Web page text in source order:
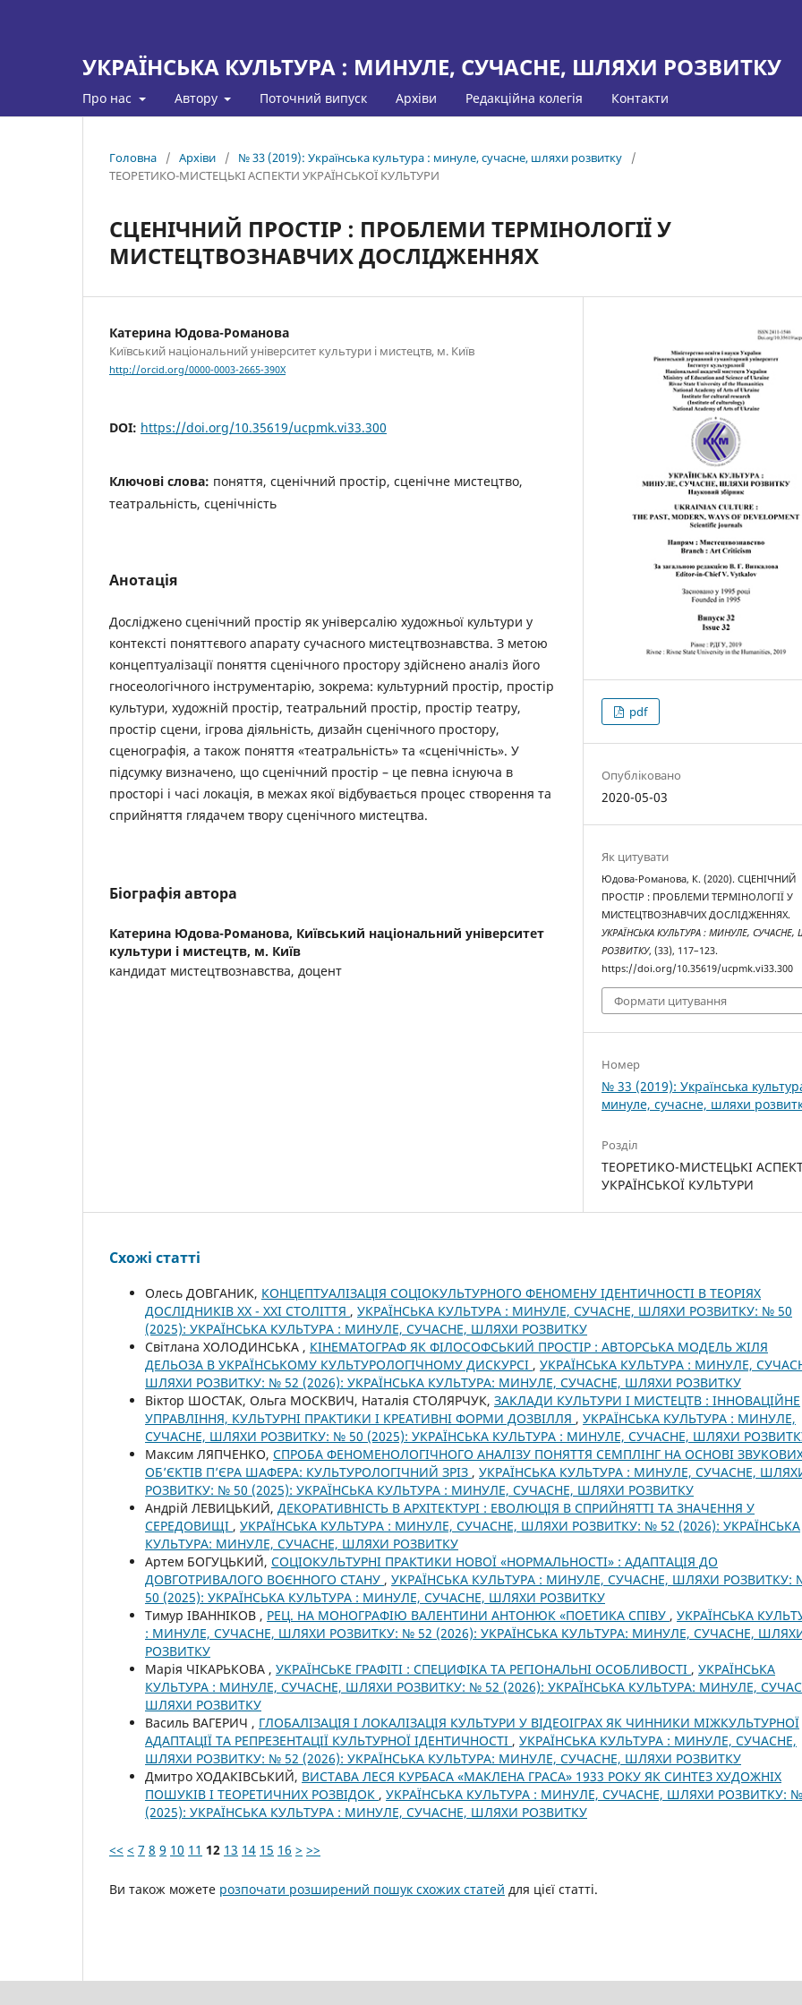
УКРАЇНСЬКА КУЛЬТУРА : МИНУЛЕ, СУЧАСНЕ, ШЛЯХИ РОЗВИТКУ
Про нас Автору Поточний випуск Архіви Редакційна колегія Контакти
Головна / Архіви / № 33 (2019): Українська культура : минуле, сучасне, шляхи розвитку
/
ТЕОРЕТИКО-МИСТЕЦЬКІ АСПЕКТИ УКРАЇНСЬКОЇ КУЛЬТУРИ
СЦЕНІЧНИЙ ПРОСТІР : ПРОБЛЕМИ ТЕРМІНОЛОГІЇ У
МИСТЕЦТВОЗНАВЧИХ ДОСЛІДЖЕННЯХ
Катерина Юдова-Романова
Київський національний університет культури і мистецтв, м. Київ
http://orcid.org/0000-0003-2665-390X
DOI: https://doi.org/10.35619/ucpmk.vi33.300
Ключові слова: поняття, сценічний простір, сценічне мистецтво,
театральність, сценічність
Анотація
Досліджено сценічний простір як універсалію художньої культури у
контексті поняттєвого апарату сучасного мистецтвознавства. З метою
концептуалізації поняття сценічного простору здійснено аналіз його
гносеологічного інструментарію, зокрема: культурний простір, простір
культури, художній простір, театральний простір, простір театру,
простір сцени, ігрова діяльність, дизайн сценічного простору,
сценографія, а також поняття «театральність» та «сценічність». У
підсумку визначено, що сценічний простір – це певна існуюча в
просторі і часі локація, в межах якої відбувається процес створення та
сприйняття глядачем твору сценічного мистецтва.
Біографія автора
Катерина Юдова-Романова, Київський національний університет
культури і мистецтв, м. Київ
кандидат мистецтвознавства, доцент
pdf
Опубліковано
2020-05-03
Як цитувати
Юдова-Романова, К. (2020). СЦЕНІЧНИЙ
ПРОСТІР : ПРОБЛЕМИ ТЕРМІНОЛОГІЇ У
МИСТЕЦТВОЗНАВЧИХ ДОСЛІДЖЕННЯХ.
УКРАЇНСЬКА КУЛЬТУРА : МИНУЛЕ,
РОЗВИТКУ, (33), 117–123.
https://doi.org/10.35619/ucpmk.vi33.300
Формати цитування
Номер
№ 33 (2019): Українська
минуле, сучасне, шляхи
Розділ
ТЕОРЕТИКО-МИСТЕЦЬКІ
УКРАЇНСЬКОЇ КУЛЬТУРИ
Схожі статті
Олесь ДОВГАНИК, КОНЦЕПТУАЛІЗАЦІЯ СОЦІОКУЛЬТУРНОГО ФЕНОМЕНУ ІДЕНТИЧНОСТІ В ТЕОРІЯХ
ДОСЛІДНИКІВ XX - XXI СТОЛІТТЯ , УКРАЇНСЬКА КУЛЬТУРА : МИНУЛЕ, СУЧАСНЕ, ШЛЯХИ РОЗВИТКУ: № 50
(2025): УКРАЇНСЬКА КУЛЬТУРА : МИНУЛЕ, СУЧАСНЕ, ШЛЯХИ РОЗВИТКУ
Світлана ХОЛОДИНСЬКА , КІНЕМАТОГРАФ ЯК ФІЛОСОФСЬКИЙ ПРОСТІР : АВТОРСЬКА МОДЕЛЬ ЖІЛЯ
ДЕЛЬОЗА В УКРАЇНСЬКОМУ КУЛЬТУРОЛОГІЧНОМУ ДИСКУРСІ , УКРАЇНСЬКА КУЛЬТУРА : МИНУЛЕ,
ШЛЯХИ РОЗВИТКУ: № 52 (2026): УКРАЇНСЬКА КУЛЬТУРА: МИНУЛЕ, СУЧАСНЕ, ШЛЯХИ РОЗВИТКУ
Віктор ШОСТАК, Ольга МОСКВИЧ, Наталія СТОЛЯРЧУК, ЗАКЛАДИ КУЛЬТУРИ І МИСТЕЦТВ : ІННОВАЦІЙНЕ
УПРАВЛІННЯ, КУЛЬТУРНІ ПРАКТИКИ І КРЕАТИВНІ ФОРМИ ДОЗВІЛЛЯ , УКРАЇНСЬКА КУЛЬТУРА : МИНУЛЕ,
СУЧАСНЕ, ШЛЯХИ РОЗВИТКУ: № 50 (2025): УКРАЇНСЬКА КУЛЬТУРА : МИНУЛЕ, СУЧАСНЕ, ШЛЯХИ
Максим ЛЯПЧЕНКО, СПРОБА ФЕНОМЕНОЛОГІЧНОГО АНАЛІЗУ ПОНЯТТЯ СЕМПЛІНГ НА ОСНОВІ
ОБ’ЄКТІВ П’ЄРА ШАФЕРА: КУЛЬТУРОЛОГІЧНИЙ ЗРІЗ , УКРАЇНСЬКА КУЛЬТУРА : МИНУЛЕ, СУЧАСНЕ,
РОЗВИТКУ: № 50 (2025): УКРАЇНСЬКА КУЛЬТУРА : МИНУЛЕ, СУЧАСНЕ, ШЛЯХИ РОЗВИТКУ
Андрій ЛЕВИЦЬКИЙ, ДЕКОРАТИВНІСТЬ В АРХІТЕКТУРІ : ЕВОЛЮЦІЯ В СПРИЙНЯТТІ ТА ЗНАЧЕННЯ У
СЕРЕДОВИЩІ , УКРАЇНСЬКА КУЛЬТУРА : МИНУЛЕ, СУЧАСНЕ, ШЛЯХИ РОЗВИТКУ: № 52 (2026): УКРАЇНСЬКА
КУЛЬТУРА: МИНУЛЕ, СУЧАСНЕ, ШЛЯХИ РОЗВИТКУ
Артем БОГУЦЬКИЙ, СОЦІОКУЛЬТУРНІ ПРАКТИКИ НОВОЇ «НОРМАЛЬНОСТІ» : АДАПТАЦІЯ ДО
ДОВГОТРИВАЛОГО ВОЄННОГО СТАНУ , УКРАЇНСЬКА КУЛЬТУРА : МИНУЛЕ, СУЧАСНЕ, ШЛЯХИ РОЗВИТКУ:
50 (2025): УКРАЇНСЬКА КУЛЬТУРА : МИНУЛЕ, СУЧАСНЕ, ШЛЯХИ РОЗВИТКУ
Тимур ІВАННІКОВ , РЕЦ. НА МОНОГРАФІЮ ВАЛЕНТИНИ АНТОНЮК «ПОЕТИКА СПІВУ , УКРАЇНСЬКА
: МИНУЛЕ, СУЧАСНЕ, ШЛЯХИ РОЗВИТКУ: № 52 (2026): УКРАЇНСЬКА КУЛЬТУРА: МИНУЛЕ, СУЧАСНЕ,
РОЗВИТКУ
Марія ЧІКАРЬКОВА , УКРАЇНСЬКЕ ГРАФІТІ : СПЕЦИФІКА ТА РЕГІОНАЛЬНІ ОСОБЛИВОСТІ , УКРАЇНСЬКА
КУЛЬТУРА : МИНУЛЕ, СУЧАСНЕ, ШЛЯХИ РОЗВИТКУ: № 52 (2026): УКРАЇНСЬКА КУЛЬТУРА: МИНУЛЕ,
ШЛЯХИ РОЗВИТКУ
Василь ВАГЕРИЧ , ГЛОБАЛІЗАЦІЯ І ЛОКАЛІЗАЦІЯ КУЛЬТУРИ У ВІДЕОІГРАХ ЯК ЧИННИКИ МІЖКУЛЬТУРНОЇ
АДАПТАЦІЇ ТА РЕПРЕЗЕНТАЦІЇ КУЛЬТУРНОЇ ІДЕНТИЧНОСТІ , УКРАЇНСЬКА КУЛЬТУРА : МИНУЛЕ, СУЧАСНЕ,
ШЛЯХИ РОЗВИТКУ: № 52 (2026): УКРАЇНСЬКА КУЛЬТУРА: МИНУЛЕ, СУЧАСНЕ, ШЛЯХИ РОЗВИТКУ
Дмитро ХОДАКІВСЬКИЙ, ВИСТАВА ЛЕСЯ КУРБАСА «МАКЛЕНА ГРАСА» 1933 РОКУ ЯК СИНТЕЗ ХУДОЖНІХ
ПОШУКІВ І ТЕОРЕТИЧНИХ РОЗВІДОК , УКРАЇНСЬКА КУЛЬТУРА : МИНУЛЕ, СУЧАСНЕ, ШЛЯХИ РОЗВИТКУ:
(2025): УКРАЇНСЬКА КУЛЬТУРА : МИНУЛЕ, СУЧАСНЕ, ШЛЯХИ РОЗВИТКУ
<< < 7 8 9 10 11 12 13 14 15 16 > >>
Ви також можете розпочати розширений пошук схожих статей для цієї статті.